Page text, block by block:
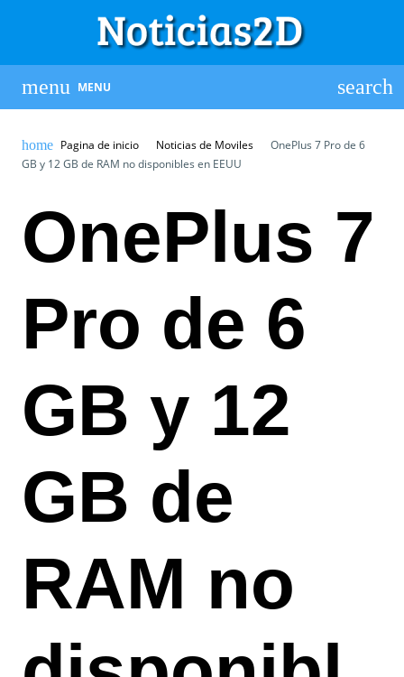
MENU
Pagina de inicio Noticias de Moviles
OnePlus 7 Pro de 6
GB y 12 GB de RAM no disponibles en EEUU
OnePlus 7
Pro de 6
GB y 12
GB de
RAM no